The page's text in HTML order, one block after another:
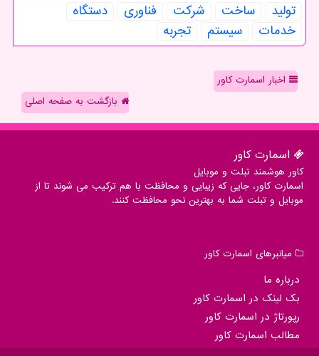
تولید ساخت شركت فناوری
دستگاه
خدمات
سیستم تجربه
اخبار اسمارت کاور
بازگشت به صفحه اصلی
اسمارت كاور
کاور هوشمند تبلت و موبایل
اسمارت کاور، جایی که زیبایی و محافظت با هم ترکیب می شوند تا از
موبایل و تبلت شما به بهترین نحو محافظت کنند.
میانبرهای اسمارت كاور
درباره ما
بک لینک در اسمارت كاور
رپورتاژ در اسمارت كاور
مطالب اسمارت كاور